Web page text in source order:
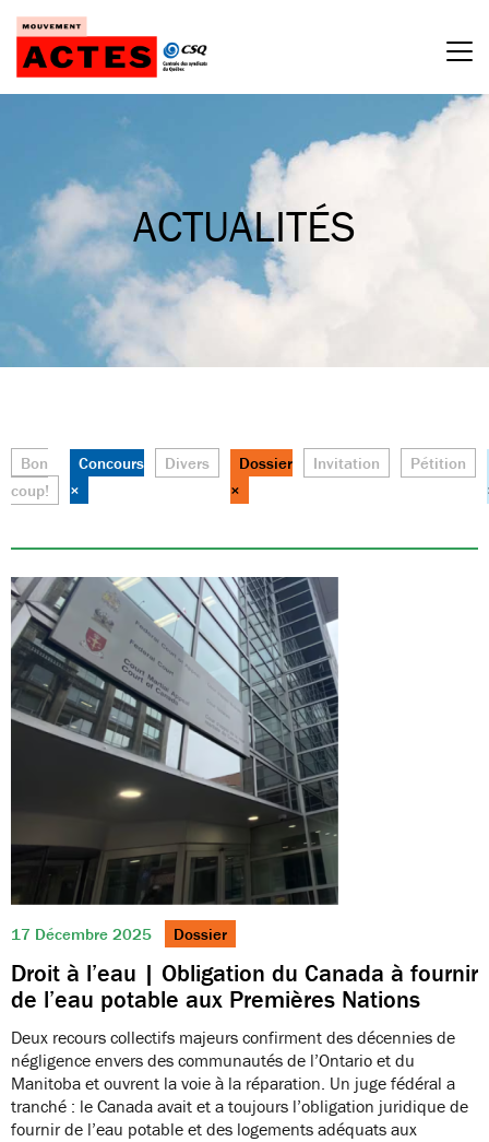
Passer
contenu
ACTUALITÉS
17 Décembre 2025 Dossier
Droit à l’eau | Obligation du Canada à fournir
de l’eau potable aux Premières Nations
Deux recours collectifs majeurs confirment des décennies de
négligence envers des communautés de l’Ontario et du
Manitoba et ouvrent la voie à la réparation. Un juge fédéral a
tranché : le Canada avait et a toujours l’obligation juridique de
fournir de l’eau potable et des logements adéquats aux
Bon
coup!
Concours
×
Divers
Dossier
×
Invitation
Pétition